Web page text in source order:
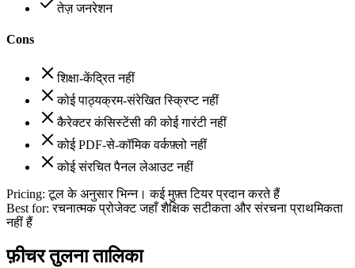
तेज़ जनरेशन
Cons
शिक्षा-केंद्रित नहीं
कोई पाठ्यक्रम-संरेखित स्क्रिप्ट नहीं
कैरेक्टर कंसिस्टेंसी की कोई गारंटी नहीं
कोई PDF-से-कॉमिक वर्कफ़्लो नहीं
कोई संरचित पैनल लेआउट नहीं
Pricing: टूल के अनुसार भिन्न। कई मुफ़्त टियर प्रदान करते हैं
Best for: रचनात्मक प्रोजेक्ट जहाँ शैक्षिक सटीकता और संरचना प्राथमिकता
नहीं हैं
फ़ीचर तुलना तालिका